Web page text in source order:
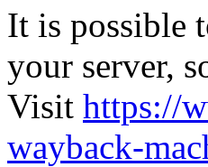
It is possible
your server,
Visit https://
wayback-